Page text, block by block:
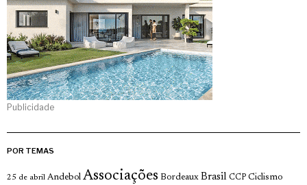
Publicidade
POR TEMAS
25 de abril Andebol Associações Bordeaux Brasil CCP Ciclismo